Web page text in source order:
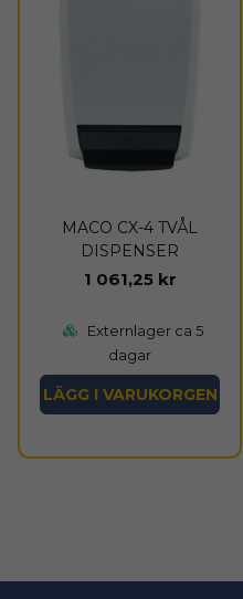
MACO CX-4 TVÅL
DISPENSER
1 061,25 kr
Externlager ca 5
dagar
LÄGG I VARUKORGEN